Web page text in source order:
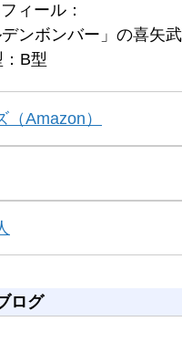
ィール：
ンボンバー」の喜矢
B型
Amazon）
ログ